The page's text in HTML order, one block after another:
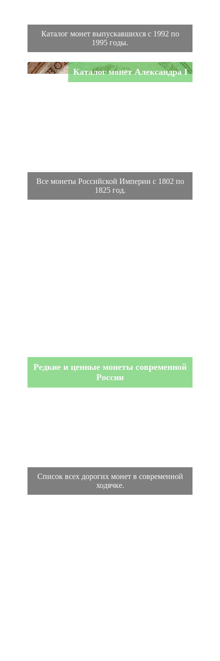
Каталог монет выпускавшихся с 1992 по
1995 годы.
Каталог монет Александра I
Все монеты Российской Империи с 1802 по
1825 год.
Редкие и ценные монеты современной
России
Список всех дорогих монет в современной
ходячке.